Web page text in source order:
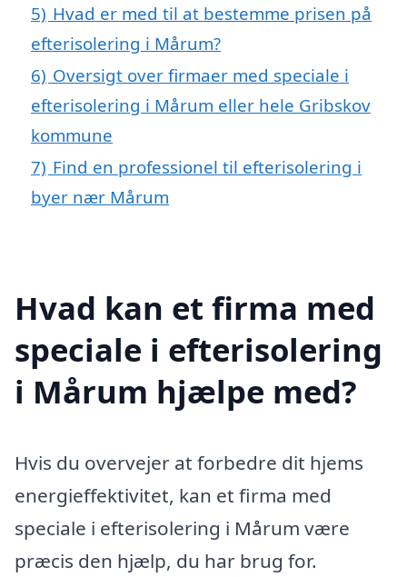
5) Hvad er med til at bestemme prisen på
efterisolering i Mårum?
6) Oversigt over firmaer med speciale i
efterisolering i Mårum eller hele Gribskov
kommune
7) Find en professionel til efterisolering i
byer nær Mårum
Hvad kan et firma med
speciale i efterisolering
i Mårum hjælpe med?
Hvis du overvejer at forbedre dit hjems
energieffektivitet, kan et firma med
speciale i efterisolering i Mårum være
præcis den hjælp, du har brug for.